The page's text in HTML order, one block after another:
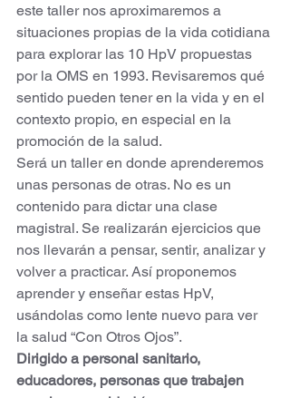
este taller nos aproximaremos a
situaciones propias de la vida cotidiana
para explorar las 10 HpV propuestas
por la OMS en 1993. Revisaremos qué
sentido pueden tener en la vida y en el
contexto propio, en especial en la
promoción de la salud.
Será un taller en donde aprenderemos
unas personas de otras. No es un
contenido para dictar una clase
magistral. Se realizarán ejercicios que
nos llevarán a pensar, sentir, analizar y
volver a practicar. Así proponemos
aprender y enseñar estas HpV,
usándolas como lente nuevo para ver
la salud “Con Otros Ojos”.
Dirigido a personal sanitario,
educadores, personas que trabajen